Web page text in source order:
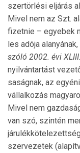
szertörlési eljárás
Mivel nem az Szt.
fizetnie – egyebek
les adója alanyának,
szóló 2002. évi
nyilvántartást
saságnak, az
vál­lal­kozás
Mi­vel nem
van szó, szintén
szervezetek